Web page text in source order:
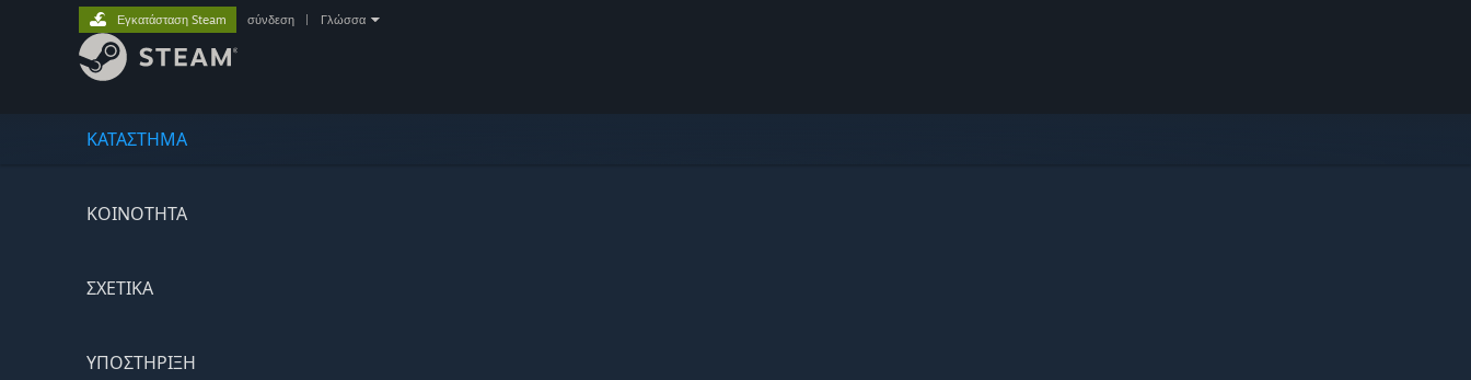
ΚΑΤΑΣΤΗΜΑ
ΚΟΙΝΟΤΗΤΑ
ΣΧΕΤΙΚΆ
ΥΠΟΣΤΗΡΙΞΗ
Εγκατάσταση Steam σύνδεση Γλώσσα